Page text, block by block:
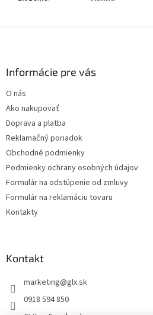
Informácie pre vás
O nás
Ako nakupovať
Doprava a platba
Reklamačný poriadok
Obchodné podmienky
Podmienky ochrany osobných údajov
Formulár na odstúpenie od zmluvy
Formulár na reklamáciu tovaru
Kontakty
Kontakt
marketing@glx.sk
0918 594 850